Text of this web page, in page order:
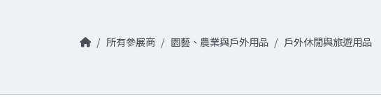
所有參展商 園藝、農業與戶外用品 戶外休閒與旅遊用品